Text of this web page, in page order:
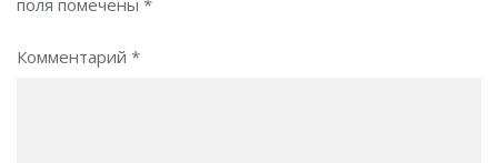
поля помечены *
Комментарий *